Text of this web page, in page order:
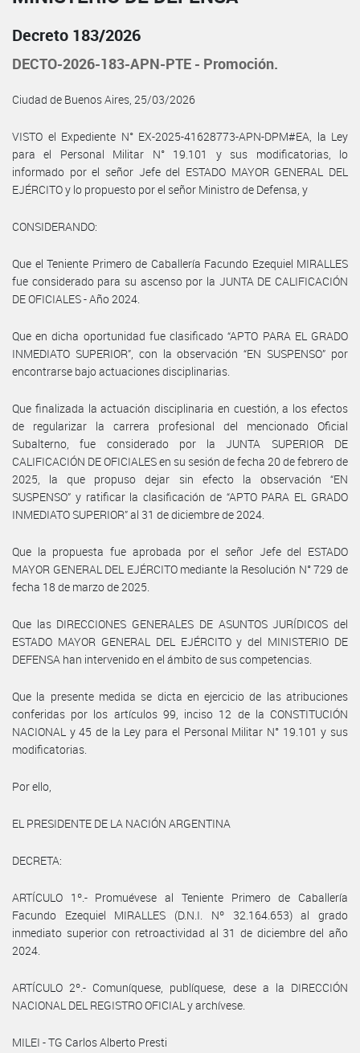
Decreto 183/2026
DECTO-2026-183-APN-PTE - Promoción.
Ciudad de Buenos Aires, 25/03/2026
VISTO el Expediente N° EX-2025-41628773-APN-DPM#EA, la Ley
para el Personal Militar N° 19.101 y sus modificatorias, lo
informado por el señor Jefe del ESTADO MAYOR GENERAL DEL
EJÉRCITO y lo propuesto por el señor Ministro de Defensa, y
CONSIDERANDO:
Que el Teniente Primero de Caballería Facundo Ezequiel MIRALLES
fue considerado para su ascenso por la JUNTA DE CALIFICACIÓN
DE OFICIALES - Año 2024.
Que en dicha oportunidad fue clasificado “APTO PARA EL GRADO
INMEDIATO SUPERIOR”, con la observación “EN SUSPENSO” por
encontrarse bajo actuaciones disciplinarias.
Que finalizada la actuación disciplinaria en cuestión, a los efectos
de regularizar la carrera profesional del mencionado Oficial
Subalterno, fue considerado por la JUNTA SUPERIOR DE
CALIFICACIÓN DE OFICIALES en su sesión de fecha 20 de febrero de
2025, la que propuso dejar sin efecto la observación “EN
SUSPENSO” y ratificar la clasificación de “APTO PARA EL GRADO
INMEDIATO SUPERIOR” al 31 de diciembre de 2024.
Que la propuesta fue aprobada por el señor Jefe del ESTADO
MAYOR GENERAL DEL EJÉRCITO mediante la Resolución N° 729 de
fecha 18 de marzo de 2025.
Que las DIRECCIONES GENERALES DE ASUNTOS JURÍDICOS del
ESTADO MAYOR GENERAL DEL EJÉRCITO y del MINISTERIO DE
DEFENSA han intervenido en el ámbito de sus competencias.
Que la presente medida se dicta en ejercicio de las atribuciones
conferidas por los artículos 99, inciso 12 de la CONSTITUCIÓN
NACIONAL y 45 de la Ley para el Personal Militar N° 19.101 y sus
modificatorias.
Por ello,
EL PRESIDENTE DE LA NACIÓN ARGENTINA
DECRETA:
ARTÍCULO 1º.- Promuévese al Teniente Primero de Caballería
Facundo Ezequiel MIRALLES (D.N.I. Nº 32.164.653) al grado
inmediato superior con retroactividad al 31 de diciembre del año
2024.
ARTÍCULO 2º.- Comuníquese, publíquese, dese a la DIRECCIÓN
NACIONAL DEL REGISTRO OFICIAL y archívese.
MILEI - TG Carlos Alberto Presti